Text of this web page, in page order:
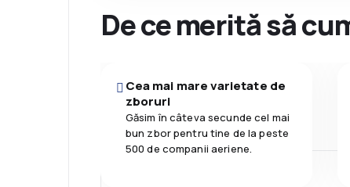
De ce merită să
Cea mai mare varietate de
zboruri
Găsim în câteva secunde cel mai
bun zbor pentru tine de la peste
500 de companii aeriene.